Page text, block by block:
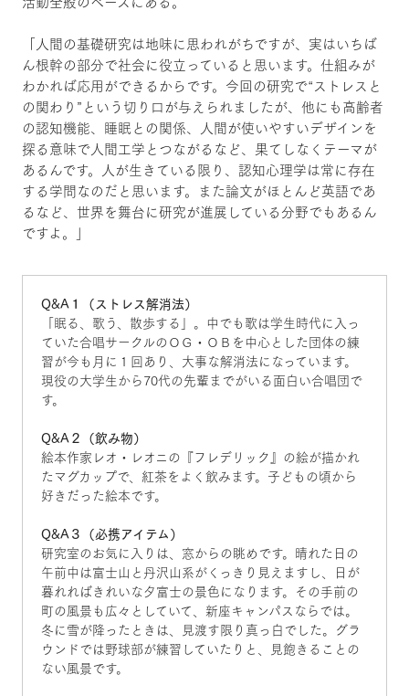
「人間の基礎研究は地味に思われがちですが、実はいちば
ん根幹の部分で社会に役立っていると思います。仕組みが
わかれば応用ができるからです。今回の研究で“ストレスと
の関わり”という切り口が与えられましたが、他にも高齢者
の認知機能、睡眠との関係、人間が使いやすいデザインを
探る意味で人間工学とつながるなど、果てしなくテーマが
あるんです。人が生きている限り、認知心理学は常に存在
する学問なのだと思います。また論文がほとんど英語であ
るなど、世界を舞台に研究が進展している分野でもあるん
ですよ。」
Q&A１（ストレス解消法）
「眠る、歌う、散歩する」。中でも歌は学生時代に入っ
ていた合唱サークルのＯＧ・ＯＢを中心とした団体の練
習が今も月に１回あり、大事な解消法になっています。
現役の大学生から70代の先輩までがいる面白い合唱団で
す。
Q&A２（飲み物）
絵本作家レオ・レオニの『フレデリック』の絵が描かれ
たマグカップで、紅茶をよく飲みます。子どもの頃から
好きだった絵本です。
Q&A３（必携アイテム）
研究室のお気に入りは、窓からの眺めです。晴れた日の
午前中は富士山と丹沢山系がくっきり見えますし、日が
暮れればきれいな夕富士の景色になります。その手前の
町の風景も広々としていて、新座キャンパスならでは。
冬に雪が降ったときは、見渡す限り真っ白でした。グラ
ウンドでは野球部が練習していたりと、見飽きることの
ない風景です。